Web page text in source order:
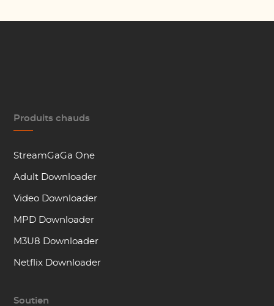
Produits chauds
StreamGaGa One
Adult Downloader
Video Downloader
MPD Downloader
M3U8 Downloader
Netflix Downloader
Soutien